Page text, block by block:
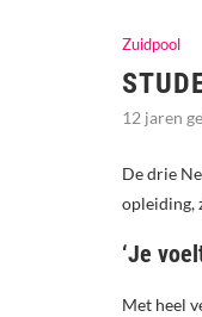
Zuidpool
12 jaren
De drie
opleiding,
‘Je
Met heel